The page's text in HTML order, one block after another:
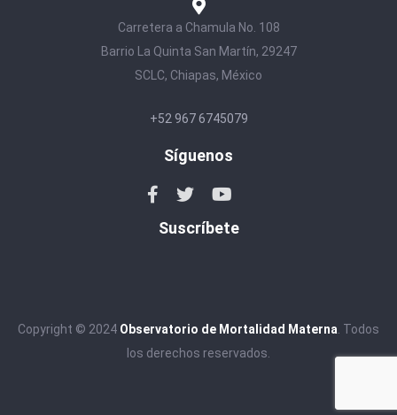
Carretera a Chamula No. 108
Barrio La Quinta San Martín, 29247
SCLC, Chiapas, México
+52 967 6745079
Síguenos
Suscríbete
Copyright © 2024 Observatorio de Mortalidad Materna . Todos
los derechos reservados.